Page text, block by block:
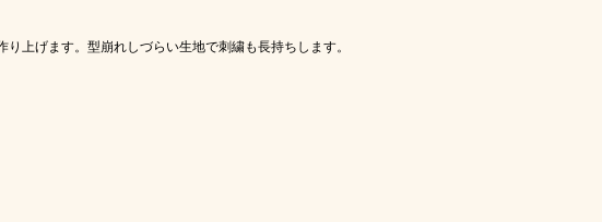
上げます。型崩れしづらい生地で刺繍も長持ちします。